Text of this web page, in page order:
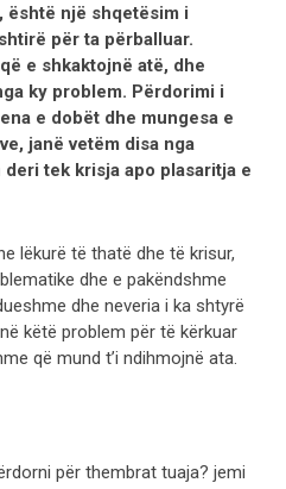
është një shqetësim i
për ta përballuar.
e shkaktojnë atë, dhe
ky problem. Përdorimi i
e dobët dhe mungesa e
janë vetëm disa nga
tek krisja apo plasaritja e
lëkurë të thatë dhe të krisur,
dhe e pakëndshme
dhe neveria i ka shtyrë
këtë problem për të kërkuar
që mund t’i ndihmojnë ata.
për thembrat tuaja? jemi